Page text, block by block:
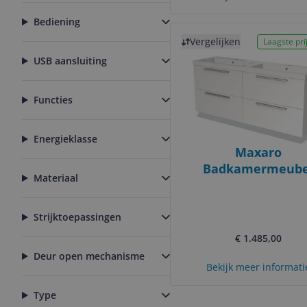
Bediening
USB aansluiting
Functies
Energieklasse
Materiaal
Strijktoepassingen
Deur open mechanisme
Type
Vergelijken Laagste
Maxaro
€ 1.485,00
Bekijk meer